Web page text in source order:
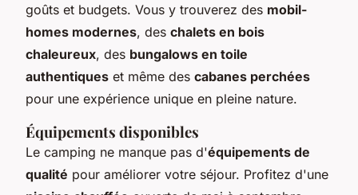
goûts et budgets. Vous y trouverez des mobil-
homes modernes, des chalets en bois
chaleureux, des bungalows en toile
authentiques et même des cabanes perchées
pour une expérience unique en pleine nature.
Équipements disponibles
Le camping ne manque pas d'équipements de
qualité pour améliorer votre séjour. Profitez d'une